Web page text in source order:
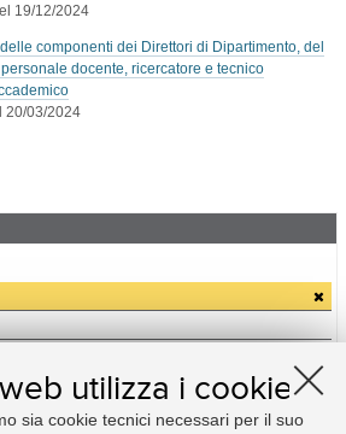
utilizza i cookie
sia cookie tecnici necessari per il suo
19/12/2024
componenti dei Direttori di Dipartimento, del
docente, ricercatore e tecnico
20/03/2024